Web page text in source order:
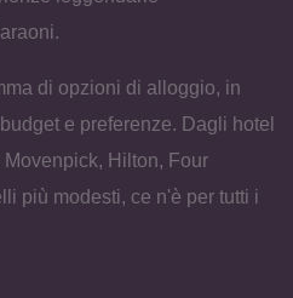
di opzioni di alloggio, in
e preferenze. Dagli hotel
Hilton, Four
più modesti, ce n'è per tutti i